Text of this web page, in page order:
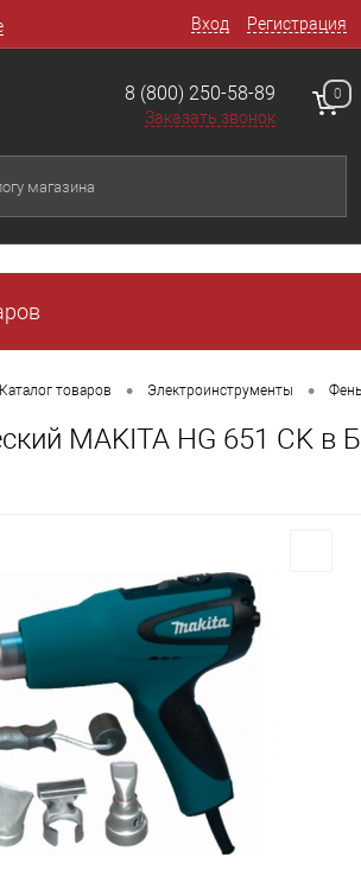
Вход Регистрация
8 (800) 250-58-89
Заказать звонок
0
Каталог товаров • Электроинструменты •
MAKITA HG 651 CK в